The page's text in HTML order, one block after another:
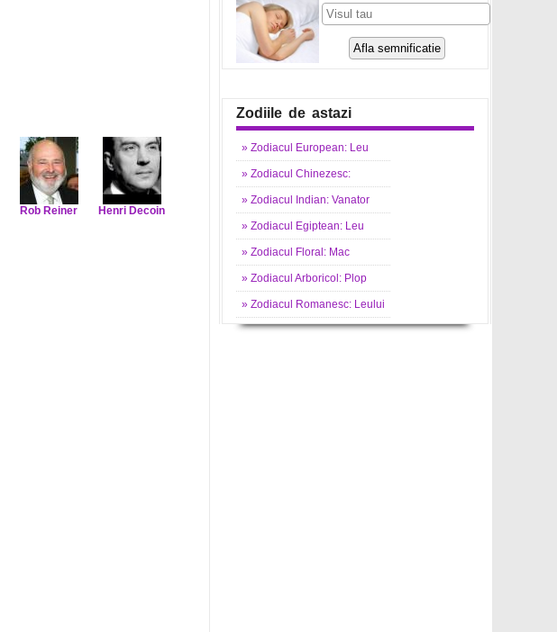
Rob Reiner Henri Decoin
Zodiile de astazi
» Zodiacul European: Leu
» Zodiacul Chinezesc:
» Zodiacul Indian: Vanator
» Zodiacul Egiptean: Leu
» Zodiacul Floral: Mac
» Zodiacul Arboricol: Plop
» Zodiacul Romanesc: Leului